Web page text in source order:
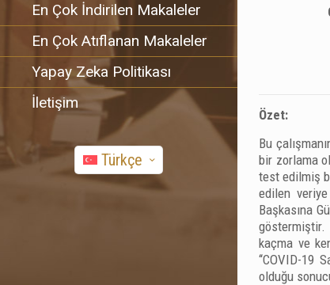
En Çok İndirilen Makaleler
En Çok Atıflanan Makaleler
Yapay Zeka Politikası
İletişim
Türkçe
Özet:
Bu
bir zorlama
test edilmiş
edilen veriye
Başkasına
göstermiştir.
kaçma ve
‘‘COVID-19
olduğu